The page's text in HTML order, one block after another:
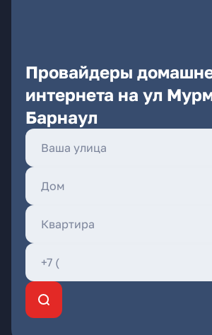
Провайдеры
интернета на ул
Барнаул